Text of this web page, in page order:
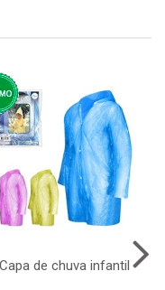
Capa de chuva infantil